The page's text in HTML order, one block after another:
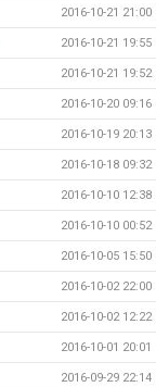
2016-10-21 21:00
2016-10-21 19:55
2016-10-21 19:52
2016-10-20 09:16
2016-10-19 20:13
2016-10-18 09:32
2016-10-10 12:38
2016-10-10 00:52
2016-10-05 15:50
2016-10-02 22:00
2016-10-02 12:22
2016-10-01 20:01
2016-09-29 22:14